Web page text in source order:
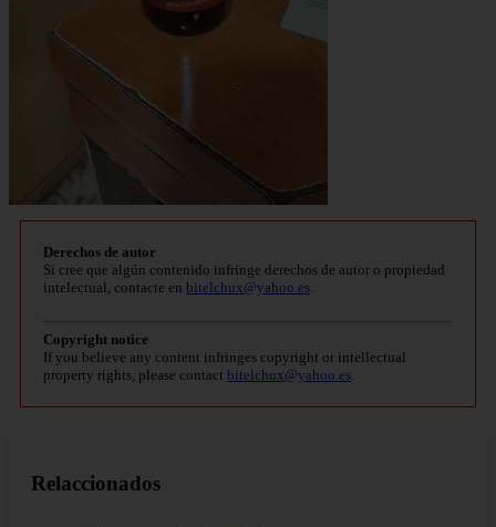
Derechos de autor
Si cree que algún contenido infringe derechos de autor o propiedad
intelectual, contacte en bitelchux@yahoo.es
Copyright notice
If you believe any content infringes copyright or intellectual
property rights, please contact bitelchux@yahoo.es
Relaccionados